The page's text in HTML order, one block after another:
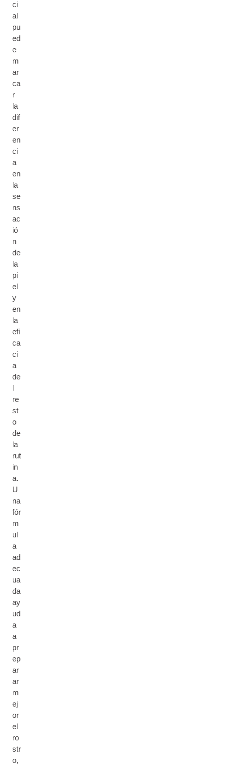
ci
al
pu
ed
e
m
ar
ca
r
la
dif
er
en
ci
a
en
la
se
ns
ac
ió
n
de
la
pi
el
y
en
la
efi
ca
ci
a
de
l
re
st
o
de
la
rut
in
a.
U
na
fór
m
ul
a
ad
ec
ua
da
ay
ud
a
a
pr
ep
ar
ar
m
ej
or
el
ro
str
o,